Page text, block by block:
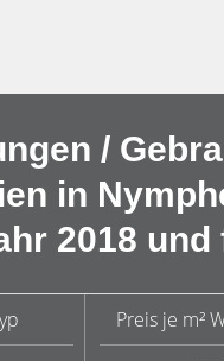
/
in
2018 und
Preis je m²